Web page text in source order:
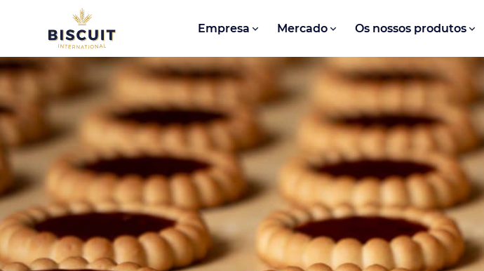
Aller au contenu Empresa Mercado Os nossos produtos